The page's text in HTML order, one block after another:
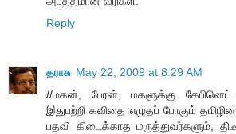
Reply
தராசு May 22, 2009 at 8:29 AM
//மகன், பேரன், மகளுக்கு
இதுபற்றி கவிதை எழுதப் போகும்
பதவி கிடைக்காத மருத்துவர்களும்,